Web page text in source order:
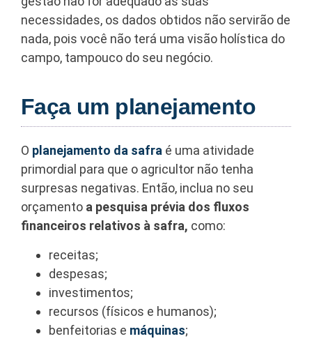
necessidades, os dados obtidos não servirão de
nada, pois você não terá uma visão holística do
campo, tampouco do seu negócio.
Faça um planejamento
O planejamento da safra é uma atividade
primordial para que o agricultor não tenha
surpresas negativas. Então, inclua no seu
orçamento a pesquisa prévia dos fluxos
financeiros relativos à safra, como:
receitas;
despesas;
investimentos;
recursos (físicos e humanos);
benfeitorias e máquinas;